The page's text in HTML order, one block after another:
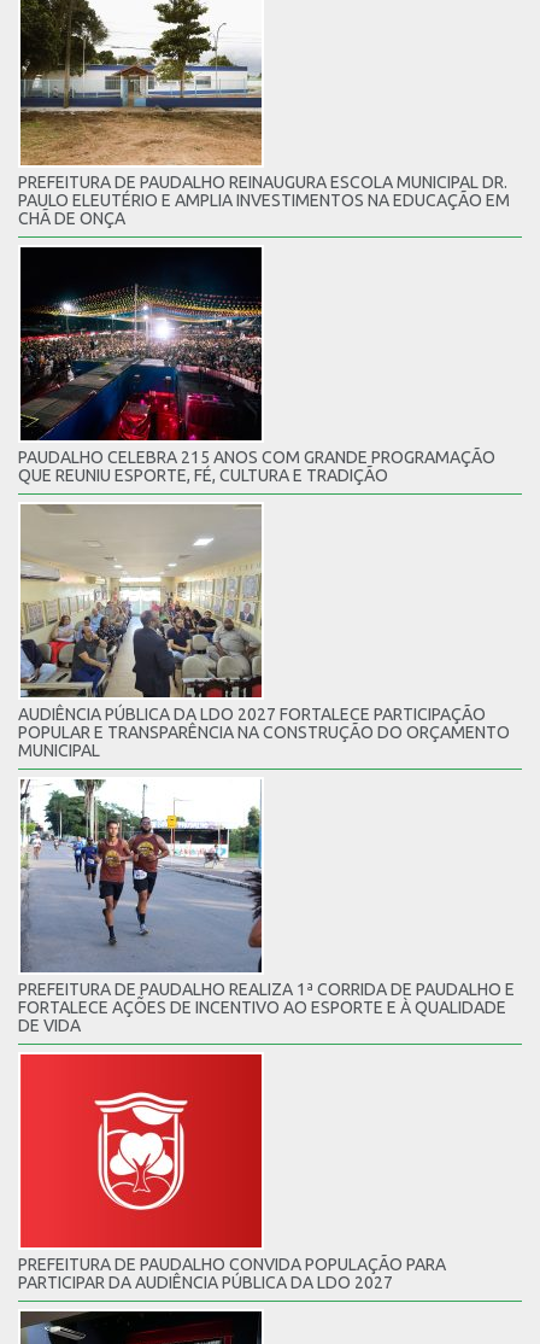
PREFEITURA DE PAUDALHO REINAUGURA ESCOLA MUNICIPAL DR.
PAULO ELEUTÉRIO E AMPLIA INVESTIMENTOS NA EDUCAÇÃO EM
CHÃ DE ONÇA
PAUDALHO CELEBRA 215 ANOS COM GRANDE PROGRAMAÇÃO
QUE REUNIU ESPORTE, FÉ, CULTURA E TRADIÇÃO
AUDIÊNCIA PÚBLICA DA LDO 2027 FORTALECE PARTICIPAÇÃO
POPULAR E TRANSPARÊNCIA NA CONSTRUÇÃO DO ORÇAMENTO
MUNICIPAL
PREFEITURA DE PAUDALHO REALIZA 1ª CORRIDA DE PAUDALHO E
FORTALECE AÇÕES DE INCENTIVO AO ESPORTE E À QUALIDADE
DE VIDA
PREFEITURA DE PAUDALHO CONVIDA POPULAÇÃO PARA
PARTICIPAR DA AUDIÊNCIA PÚBLICA DA LDO 2027